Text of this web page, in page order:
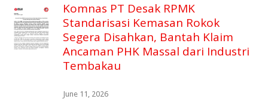
Komnas PT Desak RPMK
Standarisasi Kemasan Rokok
Segera Disahkan, Bantah Klaim
Ancaman PHK Massal dari Industri
Tembakau
June 11, 2026